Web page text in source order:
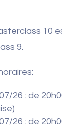
10
9.
26 : de
26 : de